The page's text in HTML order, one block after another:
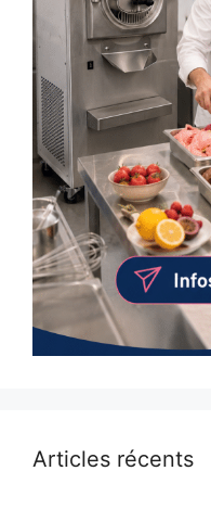
Articles récents